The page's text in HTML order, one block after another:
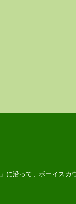
」に沿って、ボーイスカ